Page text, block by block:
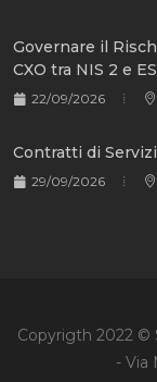
Governare il
CXO tra NIS 2 e
22/09/2026
Contratti di
29/09/2026
Copyrigth 2022 ©
- Via